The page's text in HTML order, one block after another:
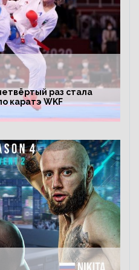
раз стала
каратэ WKF